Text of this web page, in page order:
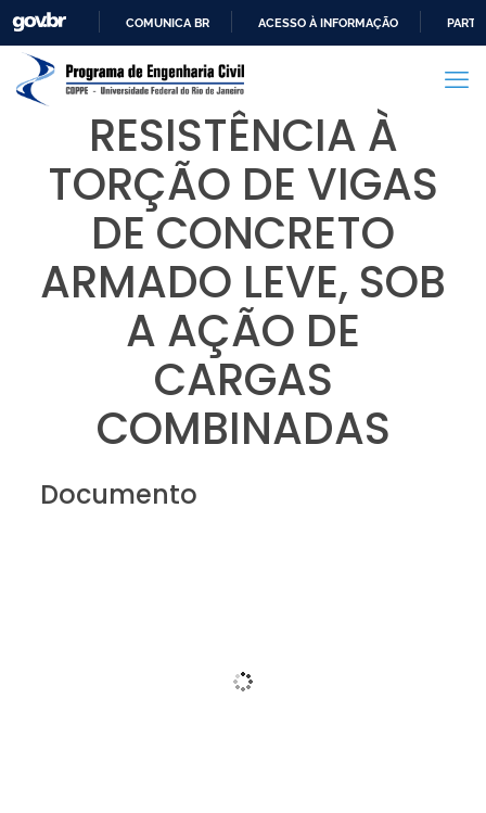
PARA
CONTEÚDO
COMUNICA BR ACESSO À INFORMAÇÃO
RESISTÊNCIA À
TORÇÃO DE VIGAS
DE CONCRETO
ARMADO LEVE, SOB
A AÇÃO DE
CARGAS
COMBINADAS
Documento